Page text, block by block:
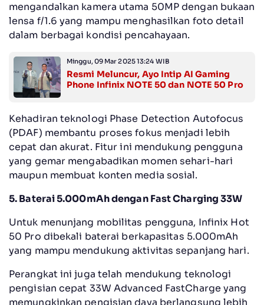
mengandalkan kamera utama 50MP dengan bukaan
lensa f/1.6 yang mampu menghasilkan foto detail
dalam berbagai kondisi pencahayaan.
Minggu, 09 Mar 2025 13:24 WIB
Resmi Meluncur, Ayo Intip AI Gaming
Phone Infinix NOTE 50 dan NOTE 50 Pro
Kehadiran teknologi Phase Detection Autofocus
(PDAF) membantu proses fokus menjadi lebih
cepat dan akurat. Fitur ini mendukung pengguna
yang gemar mengabadikan momen sehari-hari
maupun membuat konten media sosial.
5. Baterai 5.000mAh dengan Fast Charging 33W
Untuk menunjang mobilitas pengguna, Infinix Hot
50 Pro dibekali baterai berkapasitas 5.000mAh
yang mampu mendukung aktivitas sepanjang hari.
Perangkat ini juga telah mendukung teknologi
pengisian cepat 33W Advanced FastCharge yang
memungkinkan pengisian daya berlangsung lebih